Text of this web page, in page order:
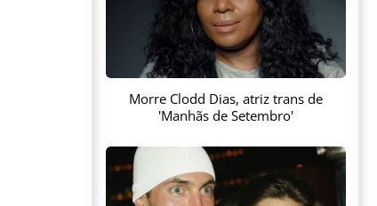
Morre Clodd Dias, atriz trans de
'Manhãs de Setembro'